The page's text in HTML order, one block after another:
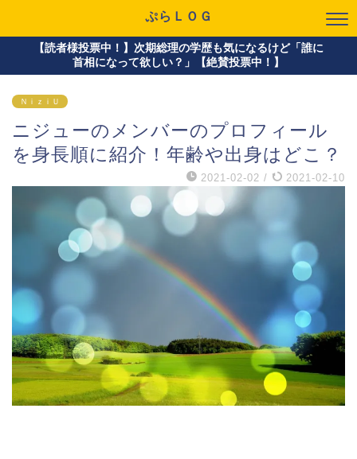
ぷらＬＯＧ
【読者様投票中！】次期総理の学歴も気になるけど「誰に
首相になって欲しい？」【絶賛投票中！】
ＮｉｚｉＵ
ニジューのメンバーのプロフィール
を身長順に紹介！年齢や出身はどこ？
2021-02-02 / 2021-02-10